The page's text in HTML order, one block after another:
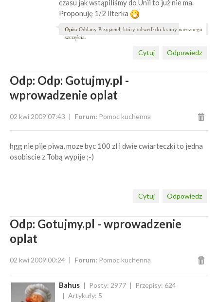
czasu jak wstąpiliśmy do Unii to już nie ma.
Proponuję 1/2 literka
Opis: Oddany Przyjaciel, który odszedł do krainy wiecznego
szczęścia.
Odpowiedz
Cytuj
Odp: Odp: Gotujmy.pl -
wprowadzenie oplat
02 kwi 2009 07:43 Forum: Pomoc kuchenna
hgg nie pije piwa, moze byc 100 zl i dwie cwiarteczki to jedna
osobiscie z Tobą wypije ;-)
Odpowiedz
Cytuj
Odp: Gotujmy.pl - wprowadzenie
oplat
02 kwi 2009 00:24 Forum: Pomoc kuchenna
Bahus Posty: 2977
Przepisy: 624
Artykuły: 5